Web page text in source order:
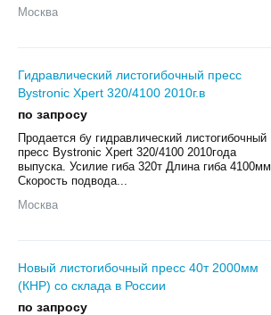
Москва
Гидравлический листогибочный пресс
Bystronic Xpert 320/4100 2010г.в
по запросу
Продается бу гидравлический листогибочный
пресс Bystronic Xpert 320/4100 2010года
выпуска. Усилие гиба 320т Длина гиба 4100мм
Скорость подвода...
Москва
Новый листогибочный пресс 40т 2000мм
(КНР) со склада в России
по запросу